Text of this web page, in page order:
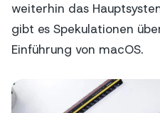
weiterhin das
gibt es Spekulationen
Einführung von macOS.